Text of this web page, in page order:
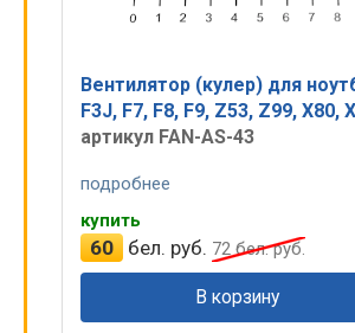
Вентилятор (кулер) для
F3J, F7, F8, F9, Z53, Z99, X80,
артикул FAN-AS-43
подробнее
купить
60 бел. руб. 72бел. руб.
В корзину